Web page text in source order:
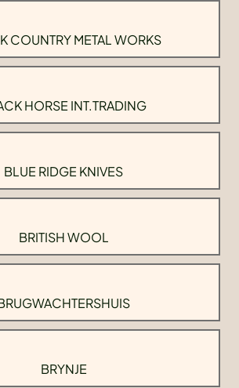
COUNTRY METAL WORKS
HORSE INT.TRADING
BLUE RIDGE KNIVES
BRITISH WOOL
BRYNJE